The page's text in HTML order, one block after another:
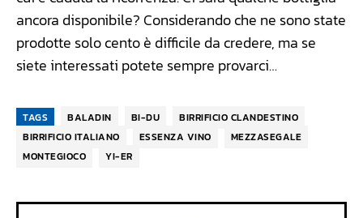
ancora disponibile? Considerando che ne sono state
prodotte solo cento è difficile da credere, ma se
siete interessati potete sempre provarci…
TAGS BALADIN BI-DU
BIRRIFICIO CLANDESTINO
BIRRIFICIO ITALIANO
ESSENZA VINO
MEZZASEGALE
MONTEGIOCO
YI-ER